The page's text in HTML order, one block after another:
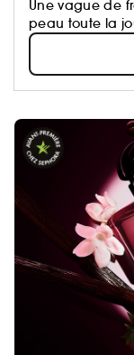
Une vague de
peau toute la